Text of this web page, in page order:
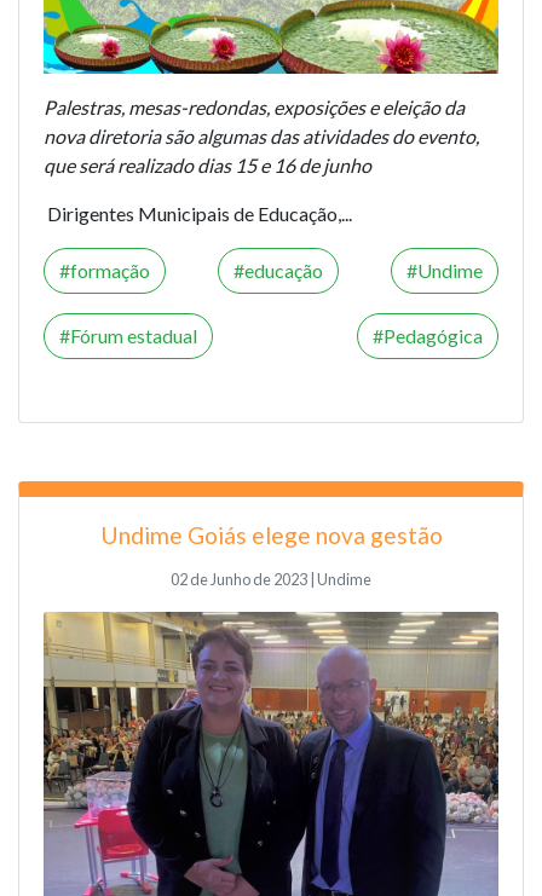
Palestras, mesas-redondas, exposições e eleição da
nova diretoria são algumas das atividades do evento,
que será realizado dias 15 e 16 de junho
Dirigentes Municipais de Educação,...
formação educação Undime
Fórum estadual Pedagógica
Undime Goiás elege nova gestão
02 de Junho de 2023 | Undime